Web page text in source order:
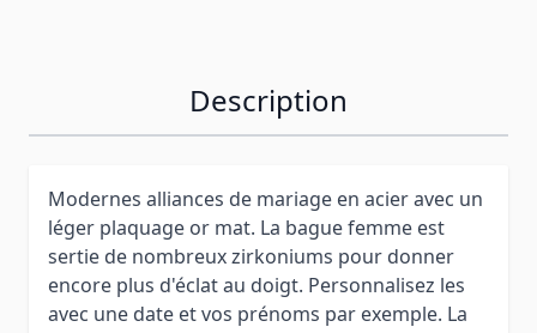
Description
Modernes alliances de mariage en acier avec un
léger plaquage or mat. La bague femme est
sertie de nombreux zirkoniums pour donner
encore plus d'éclat au doigt. Personnalisez les
avec une date et vos prénoms par exemple. La